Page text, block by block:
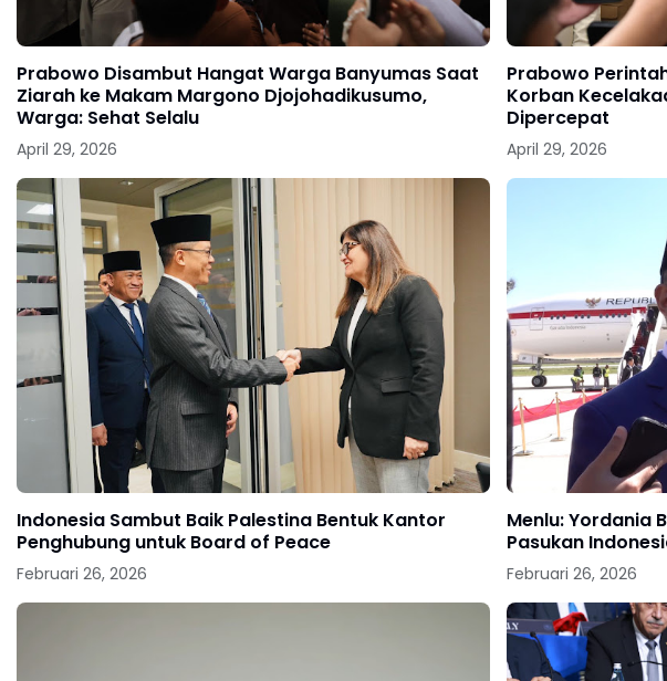
Prabowo Disambut Hangat Warga Banyumas Saat
Ziarah ke Makam Margono Djojohadikusumo,
Warga: Sehat Selalu
April 29, 2026
Prabowo
Korban
Dipercepat
April 29, 2026
Indonesia Sambut Baik Palestina Bentuk Kantor
Penghubung untuk Board of Peace
Februari 26, 2026
Menlu: Yordania
Pasukan
Februari 26, 2026